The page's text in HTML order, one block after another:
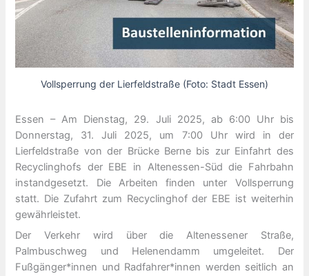
Vollsperrung der Lierfeldstraße (Foto: Stadt Essen)
Essen – Am Dienstag, 29. Juli 2025, ab 6:00 Uhr bis
Donnerstag, 31. Juli 2025, um 7:00 Uhr wird in der
Lierfeldstraße von der Brücke Berne bis zur Einfahrt des
Recyclinghofs der EBE in Altenessen-Süd die Fahrbahn
instandgesetzt. Die Arbeiten finden unter Vollsperrung
statt. Die Zufahrt zum Recyclinghof der EBE ist weiterhin
gewährleistet.
Der Verkehr wird über die Altenessener Straße,
Palmbuschweg und Helenendamm umgeleitet. Der
Fußgänger*innen und Radfahrer*innen werden seitlich an